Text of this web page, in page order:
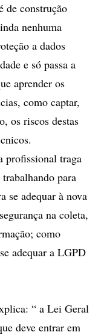
de construção
nenhuma
a dados
e só passa a
aprender os
como captar,
os riscos destas
profissional traga
para
se adequar à nova
na coleta,
como
adequar a LGPD
“ a Lei Geral
deve entrar em